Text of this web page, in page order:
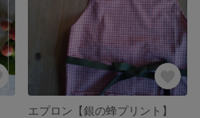
エプロン【銀の蜂プリント】